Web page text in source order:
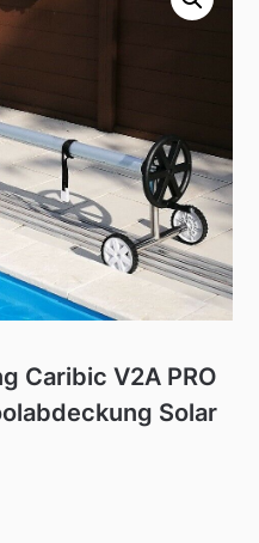
Caribic V2A PRO
Solar